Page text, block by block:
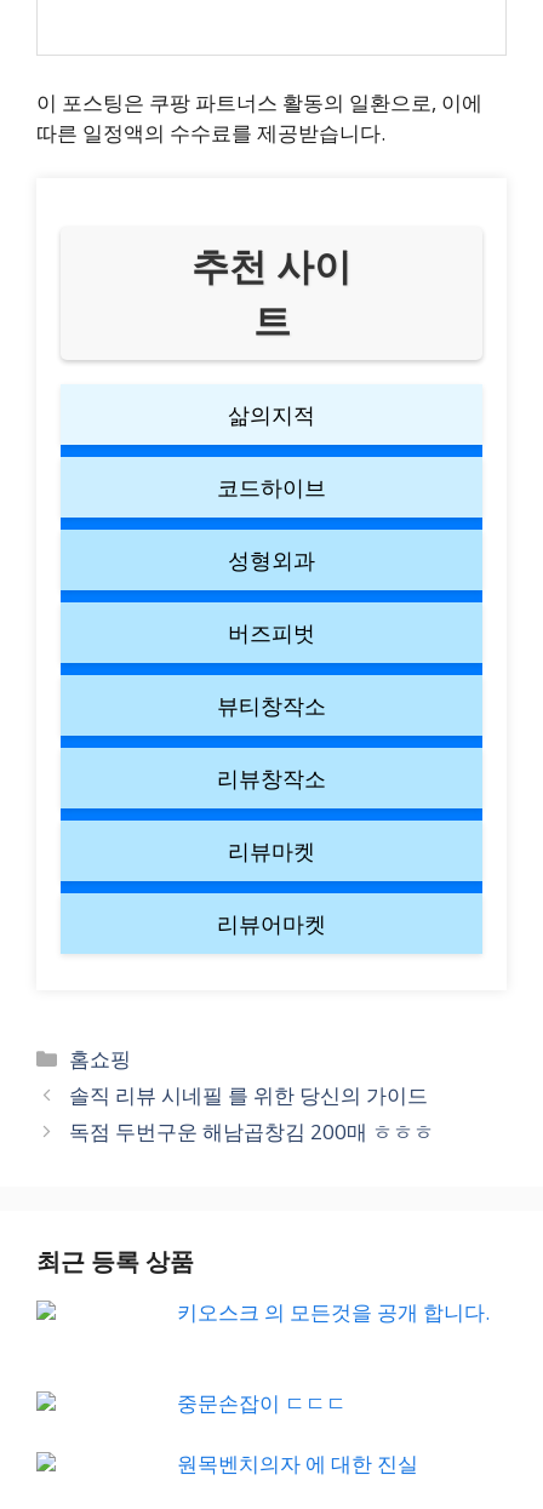
이 포스팅은 쿠팡 파트너스 활동의 일환으로, 이에
따른 일정액의 수수료를 제공받습니다.
추천 사이
트
삶의지적
코드하이브
성형외과
버즈피벗
뷰티창작소
리뷰창작소
리뷰마켓
리뷰어마켓
Categories
홈쇼핑
솔직 리뷰 시네필 를 위한 당신의 가이드
독점 두번구운 해남곱창김 200매 ㅎㅎㅎ
최근 등록 상품
키오스크 의 모든것을 공개 합니다.
중문손잡이 ㄷㄷㄷ
원목벤치의자 에 대한 진실